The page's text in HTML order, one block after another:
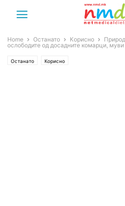
Home Останато Корисно
ослободите од досадните комарци, муви
Останато Корисно